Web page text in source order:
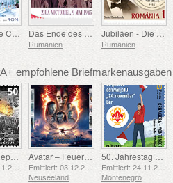
Rumänische Chemieindustrie – Landesmarke Das Ende des Zweiten Weltkriegs, 80 Jahre Danach
Rumänien
Jubiläen - Die Akademie der Medizinischen Wissenschaften
Rumänien
empfohlene Briefmarkenausgaben
UNESCO-Repräsentative Liste des Immateriellen Kulturerbes der Menschheit – Schmiedetradition in Gyumri
Emittiert: 28.11.2025
Avatar – Feuer und Asche
Neuseeland
50. Jahrestag der Gründung der Pfadfindergruppe „24. November Bar Scout“
Emittiert: 24.11.2025
Montenegro